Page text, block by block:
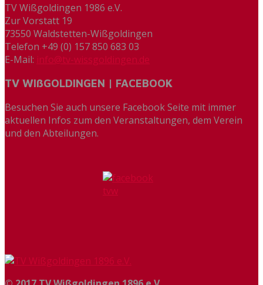
TV Wißgoldingen 1986 e.V.
Zur Vorstatt 19
73550 Waldstetten-Wißgoldingen
Telefon +49 (0) 157 850 683 03
E-Mail: info@tv-wissgoldingen.de
TV WIßGOLDINGEN | FACEBOOK
Besuchen Sie auch unsere Facebook Seite mit immer
aktuellen Infos zum den Veranstaltungen, dem Verein
und den Abteilungen.